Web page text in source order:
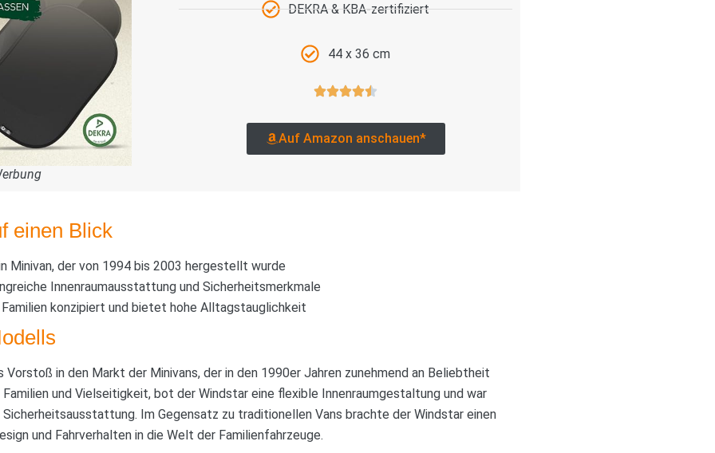
DEKRA & KBA-zertifiziert
44 x 36 cm
Auf Amazon anschauen*
einen Blick
Minivan, der von 1994 bis 2003 hergestellt wurde
Innenraumausstattung und Sicherheitsmerkmale
konzipiert und bietet hohe Alltagstauglichkeit
Vorstoß in den Markt der Minivans, der in den 1990er Jahren zunehmend an Beliebtheit
und Vielseitigkeit, bot der Windstar eine flexible Innenraumgestaltung und war
Im Gegensatz zu traditionellen Vans brachte der Windstar einen
und Fahrverhalten in die Welt der Familienfahrzeuge.